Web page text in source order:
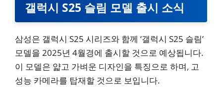
갤럭시 S25 슬림 모델 출시 소식
삼성은 갤럭시 S25 시리즈와 함께 ‘갤럭시 S25 슬림’
모델을 2025년 4월경에 출시할 것으로 예상됩니다.
이 모델은 얇고 가벼운 디자인을 특징으로 하며, 고
성능 카메라를 탑재할 것으로 보입니다.